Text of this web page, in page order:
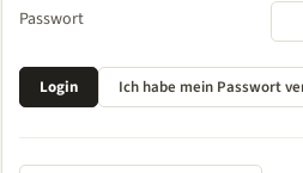
Passwort